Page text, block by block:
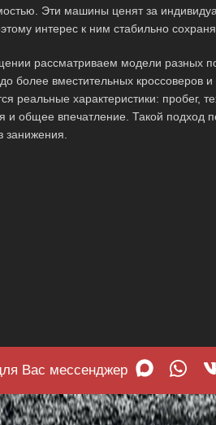
Эти машины ценят за
интерес к ним стабильно
рассматриваем модели разных
до более вместительных кроссоверов
реальные характеристики: пробег,
и общее впечатление. Такой подход
занижения.
Вас мессенджер